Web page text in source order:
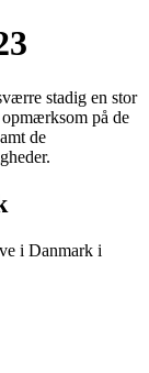
stadig en stor
på de
de
i Danmark i